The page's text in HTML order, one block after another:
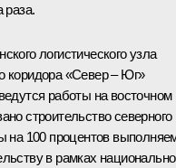
раза.
логистического узла
коридора «Север – Юг»
работы на восточном
строительство северного
на 100 процентов
в рамках